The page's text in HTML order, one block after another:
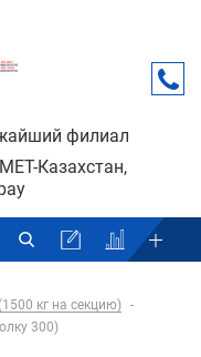
филиал
Казахстан,
кг на секцию)
300)